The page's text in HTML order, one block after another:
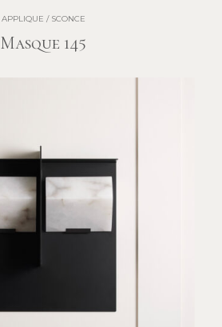
APPLIQUE / SCONCE
Masque 145